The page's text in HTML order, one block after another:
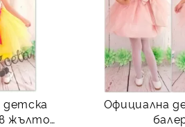
детска
Официална